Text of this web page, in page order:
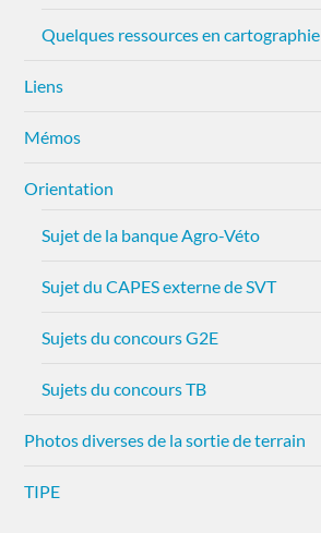
Quelques ressources en cartographie
Liens
Mémos
Orientation
Sujet de la banque Agro-Véto
Sujet du CAPES externe de SVT
Sujets du concours G2E
Sujets du concours TB
Photos diverses de la sortie de terrain
TIPE